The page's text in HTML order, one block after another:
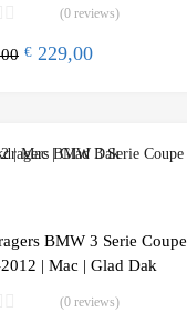
(0 reviews)
€ 229,00
BMW 3 Serie Coupe
| Mac | Glad Dak
(0 reviews)